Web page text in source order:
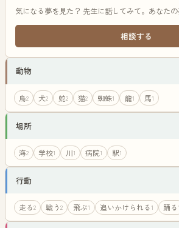
気になる夢を見た？ 先生に話してみて。あなたの
相談する
動物
鳥2 犬2 蛇2 猫2 蜘蛛1 龍1 馬1
場所
海2 学校1 川1 病院1 駅1
行動
走る2 戦う2 飛ぶ1 追いかけられる1 踊る1